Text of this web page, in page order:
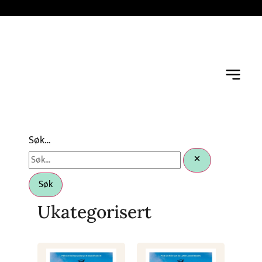
Søk…
Søk
Ukategorisert